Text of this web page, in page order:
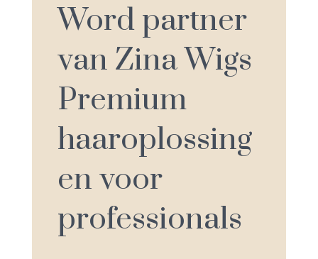
Word partner
van Zina Wigs
Premium
haaroplossing
en voor
professionals